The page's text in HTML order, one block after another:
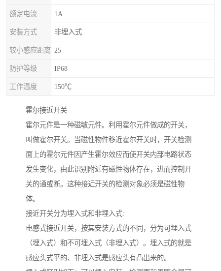
额定电流 1A
安装方式 非埋入式
较小感应距离 25
防护等级 IP68
工作温度 150℃
霍尔接近开关
霍尔元件是一种磁敏元件。利用霍尔元件做成的开关，
叫做霍尔开关。当磁性物件移近霍尔开关时，开关检测
面上的霍尔元件因产生霍尔效应而使开关内部电路状态
发生变化，由此识别附近有磁性物体存在，进而控制开
关的通或断。这种接近开关的检测对象必须是磁性物
体。
接近开关分为埋入式和非埋入式:
电感式接近开关，按其安装方式的不同，分为可埋入式
（埋入式）和不可埋入式（非埋入式）。埋入式的就是
感应头式平的、非埋入式是感应头有凸出来的。